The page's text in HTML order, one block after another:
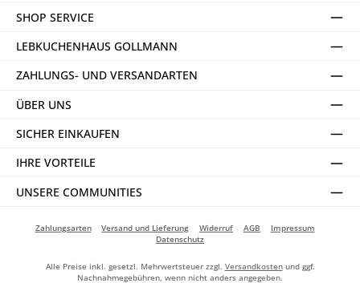
SHOP SERVICE
LEBKUCHENHAUS GOLLMANN
ZAHLUNGS- UND VERSANDARTEN
ÜBER UNS
SICHER EINKAUFEN
IHRE VORTEILE
UNSERE COMMUNITIES
Zahlungsarten Versand und Lieferung Widerruf AGB
Impressum
Datenschutz
Alle Preise inkl. gesetzl. Mehrwertsteuer zzgl. Versandkostenund ggf.
Nachnahmegebühren, wenn nicht anders angegeben.